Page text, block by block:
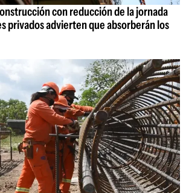
con reducción de la jornada
privados advierten que absorberán los